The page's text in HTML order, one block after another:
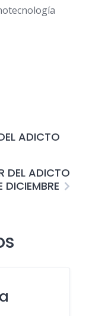
ADICTO
DEL ADICTO